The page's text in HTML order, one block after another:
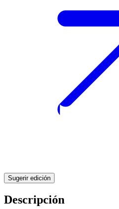
Sugerir edición
Descripción